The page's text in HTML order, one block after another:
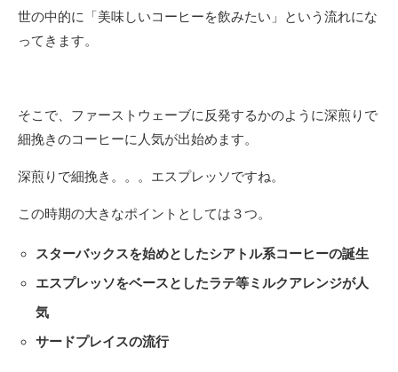
世の中的に「美味しいコーヒーを飲みたい」という流れにな
ってきます。
そこで、ファーストウェーブに反発するかのように深煎りで
細挽きのコーヒーに人気が出始めます。
深煎りで細挽き。。。エスプレッソですね。
この時期の大きなポイントとしては３つ。
スターバックスを始めとしたシアトル系コーヒーの誕生
エスプレッソをベースとしたラテ等ミルクアレンジが人
気
サードプレイスの流行